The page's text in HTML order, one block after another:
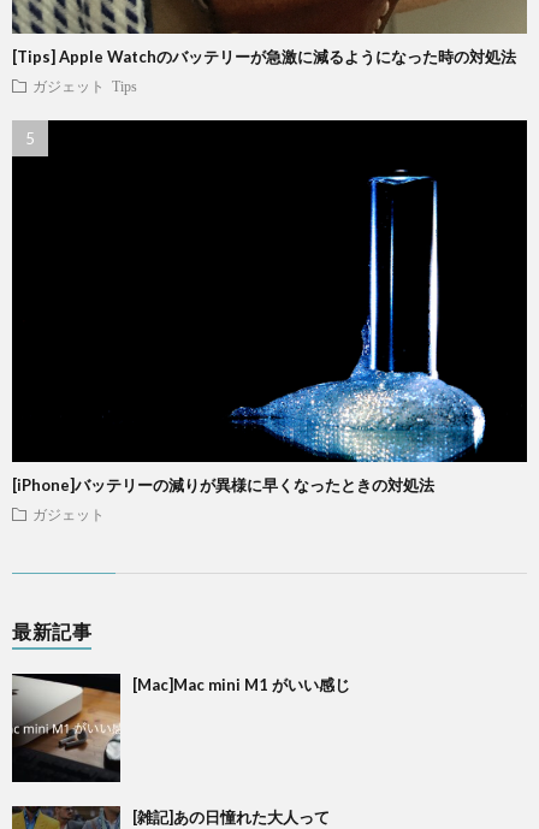
[Tips] Apple Watchのバッテリーが急激に減るようになった時の対処法
ガジェット Tips
[iPhone]バッテリーの減りが異様に早くなったときの対処法
ガジェット
最新記事
[Mac]Mac mini M1 がいい感じ
[雑記]あの日憧れた大人って